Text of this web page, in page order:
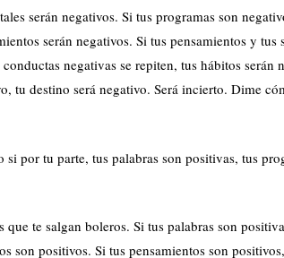
serán negativos. Si tus programas son
serán negativos. Si tus pensamientos y tus
negativas se repiten, tus hábitos serán
tu destino será negativo. Será incierto. Dime
por tu parte, tus palabras son positivas, tus
que te salgan boleros. Si tus palabras son
son positivos. Si tus pensamientos son